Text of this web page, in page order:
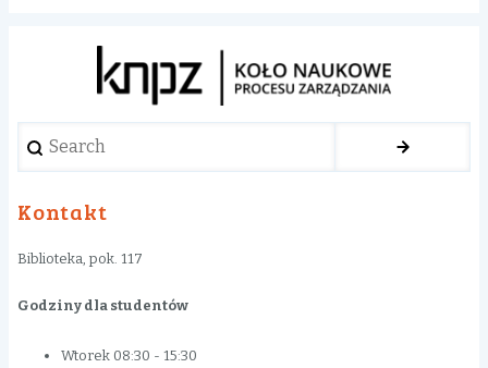
Search
Kontakt
Biblioteka, pok. 117
Godziny dla studentów
Wtorek 08:30 - 15:30